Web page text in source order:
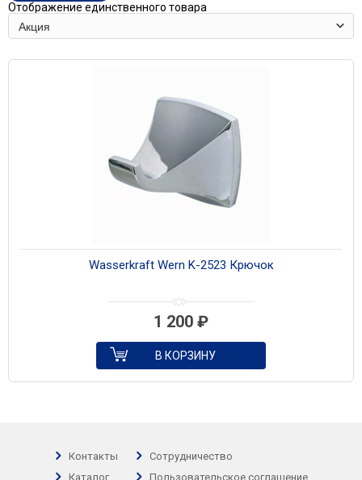
Отображение единственного товара
Wasserkraft Wern K-2523 Крючок
1 200 ₽
В КОРЗИНУ
Контакты
Каталог
Сотрудничество
Пользовательское соглашение